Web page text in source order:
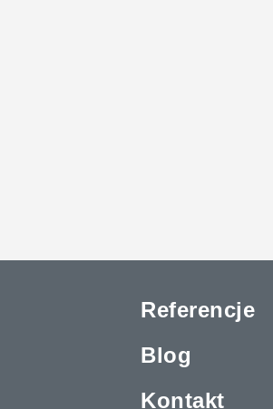
Referencje
Blog
Kontakt